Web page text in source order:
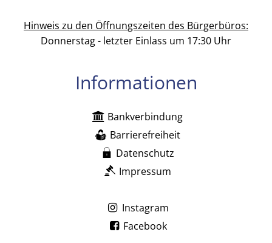
Hinweis zu den Öffnungszeiten des Bürgerbüros:
Donnerstag - letzter Einlass um 17:30 Uhr
Informationen
Bankverbindung
Barrierefreiheit
Datenschutz
Impressum
Instagram
Facebook